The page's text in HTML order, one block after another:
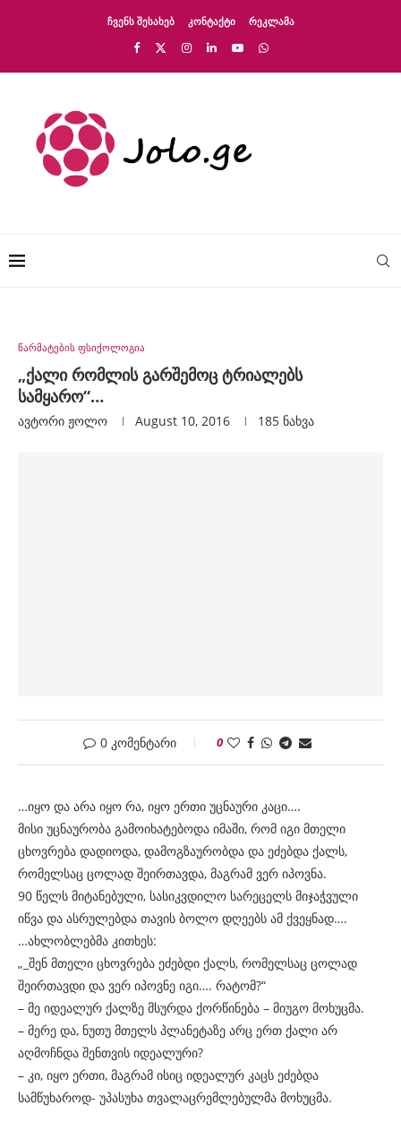
ᲩᲕᲔᲜᲡ ᲨᲔᲡᲐᲮᲔᲑ ᲙᲝᲜᲢᲐᲥᲢᲘ ᲠᲔᲙᲚᲐᲛᲐ
წარმატების ფსიქოლოგია
„ქალი რომლის გარშემოც ტრიალებს
სამყარო“…
ავტორი Ჟოლო August 10, 2016 185 ნახვა
0 კომენტარი 0
…იყო და არა იყო რა, იყო ერთი უცნაური კაცი….
მისი უცნაურობა გამოიხატებოდა იმაში, რომ იგი მთელი
ცხოვრება დადიოდა, დამოგზაურობდა და ეძებდა ქალს,
რომელსაც ცოლად შეირთავდა, მაგრამ ვერ იპოვნა.
90 წელს მიტანებული, სასიკვდილო სარეცელს მიჯაჭვული
იწვა და ასრულებდა თავის ბოლო დღეებს ამ ქვეყნად….
…ახლობლებმა კითხეს:
„_შენ მთელი ცხოვრება ეძებდი ქალს, რომელსაც ცოლად
შეირთავდი და ვერ იპოვნე იგი…. რატომ?“
– მე იდეალურ ქალზე მსურდა ქორწინება – მიუგო მოხუცმა.
– მერე და, ნუთუ მთელს პლანეტაზე არც ერთ ქალი არ
აღმოჩნდა შენთვის იდეალური?
– კი, იყო ერთი, მაგრამ ისიც იდეალურ კაცს ეძებდა
სამწუხაროდ- უპასუხა თვალაცრემლებულმა მოხუცმა.